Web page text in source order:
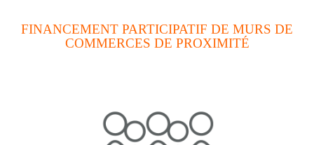
FINANCEMENT PARTICIPATIF DE MURS DE
COMMERCES DE PROXIMITÉ